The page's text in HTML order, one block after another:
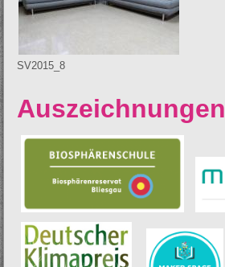
SV2015_8
Auszeichnungen